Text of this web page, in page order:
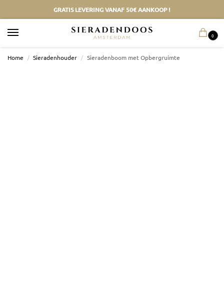
GRATIS LEVERING VANAF 50€ AANKOOP !
0
Home / Sieradenhouder / Sieradenboom met Opbergruimte